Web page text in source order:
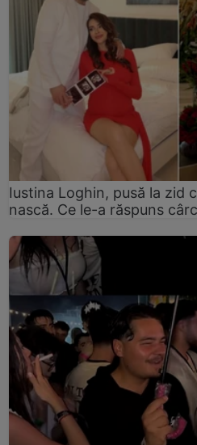
Iustina Loghin, pusă la zid
nască. Ce le-a răspuns